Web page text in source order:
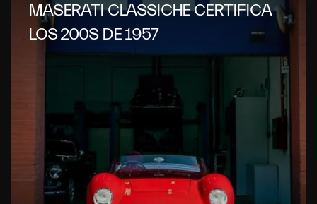
MASERATI CLASSICHE CERTIFICA
LOS 200S DE 1957